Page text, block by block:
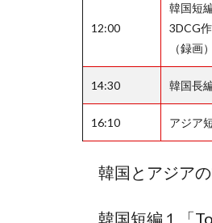
12:00
韓国短
3DCG
（録画
14:30 韓国長
16:10 アジア
韓国とアジアの
韓国短編１「